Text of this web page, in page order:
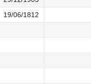
19/06/1812